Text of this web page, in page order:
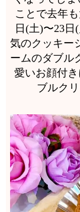
ことで去年
日(土)〜23
気のクッキー
ームのダブル
愛いお顔付
ブルク